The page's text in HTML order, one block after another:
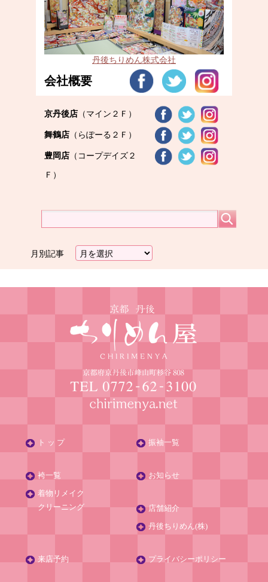
丹後ちりめん株式会社
会社概要
京丹後店 （マイン２Ｆ）
舞鶴店 （らぽーる２Ｆ）
豊岡店 （コープデイズ２
Ｆ）
月別記事
ト ッ プ 振袖一覧
袴一覧
着物リメイク
クリーニング
お知らせ
店舗紹介
丹後ちりめん(株)
来店予約 プライバシーポリシー